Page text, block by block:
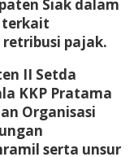
Siak dalam
terkait
pajak.
II Setda
KKP Pratama
Organisasi
serta unsur